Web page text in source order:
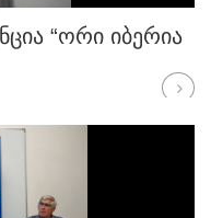
“ᲝᲠᲘ ᲘᲑᲔᲠᲘᲐ